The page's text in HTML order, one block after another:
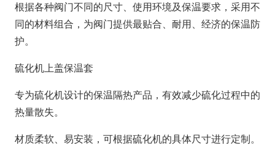
根据各种阀门不同的尺寸、使用环境及保温要求，采用不
同的材料组合，为阀门提供最贴合、耐用、经济的保温防
护。
硫化机上盖保温套
专为硫化机设计的保温隔热产品，有效减少硫化过程中的
热量散失。
材质柔软、易安装，可根据硫化机的具体尺寸进行定制。